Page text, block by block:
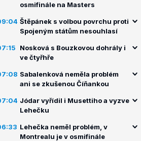
osmifinále na Masters
Štěpánek s volbou povrchu proti
Spojeným státům nesouhlasí
Nosková s Bouzkovou dohrály i
ve čtyřhře
Sabalenková neměla problém
ani se zkušenou Číňankou
Jódar vyřídil i Musettiho a vyzve
Lehečku
Lehečka neměl problém, v
Montrealu je v osmifinále